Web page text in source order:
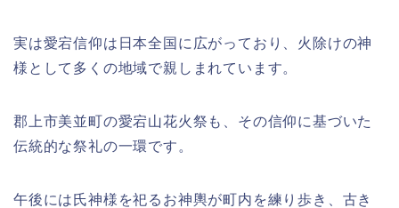
実は愛宕信仰は日本全国に広がっており、火除けの神
様として多くの地域で親しまれています。
郡上市美並町の愛宕山花火祭も、その信仰に基づいた
伝統的な祭礼の一環です。
午後には氏神様を祀るお神輿が町内を練り歩き、古き